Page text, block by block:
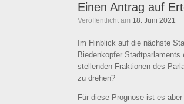
Einen Antrag auf
Veröffentlicht am 18. Juni 2021
Im Hinblick auf die nächste
Biedenkopfer
stellenden Fraktionen des
zu drehen?
Für diese Prognose ist es